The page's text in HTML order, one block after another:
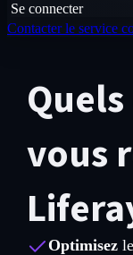
Se connecter
Contacter le service
vous
Optimisezle